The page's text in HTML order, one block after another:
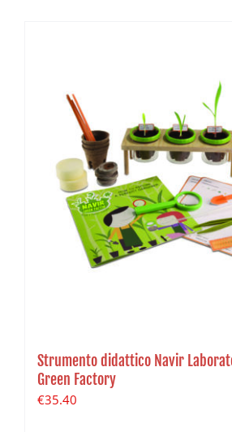
Strumento didattico Navir
Green Factory
€35.40